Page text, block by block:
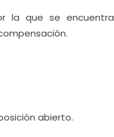
la que se
abierto.